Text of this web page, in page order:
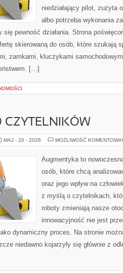
niedziałający pilot, zużyta
albo potrzeba wykonania
pewność działania. Strona
skierowaną do osób, które szukają
zamkami, kluczykami
[…]
CZYTELNIKÓW
MAJ - 20 - 2026 MOŻLIWOŚĆ
Augmentyka to
osób, które chcą
oraz jego wpływ na
z myślą o czytelnikach,
roboty zmieniają nasze
innowacyjność nie jest
dynamiczny proces. Na stronie
niedawno kojarzyły się głównie z